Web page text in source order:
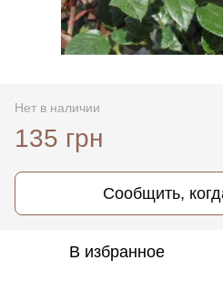
Нет в наличии
135 грн
Сообщить,
В избранное